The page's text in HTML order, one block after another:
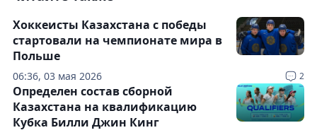
06:36, 03 мая 2026 2
Хоккеисты Казахстана с победы
стартовали на чемпионате мира в
Польше
Определен состав сборной
Казахстана на квалификацию
Кубка Билли Джин Кинг